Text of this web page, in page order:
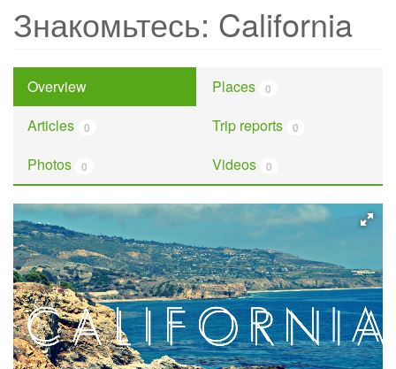
Знакомьтесь: California
Overview Places 0
Articles 0 Trip reports 0
Photos 0 Videos 0